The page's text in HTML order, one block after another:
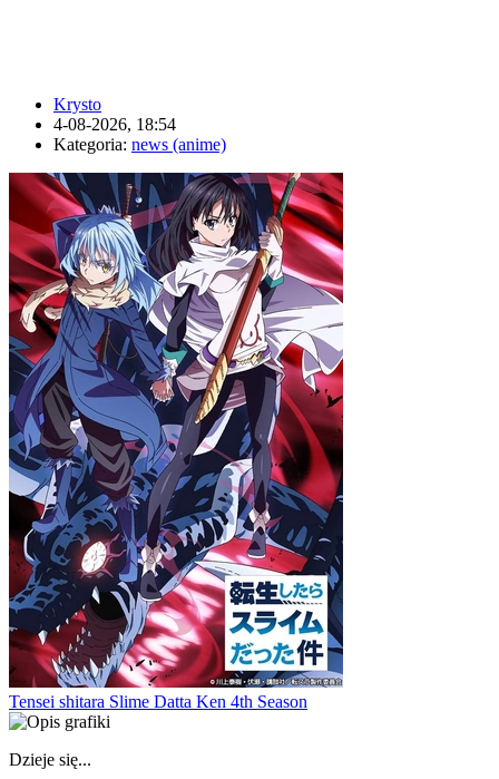
Krysto
4-08-2026, 18:54
Kategoria: news (anime)
Tensei shitara Slime Datta Ken 4th Season
Dzieje się...